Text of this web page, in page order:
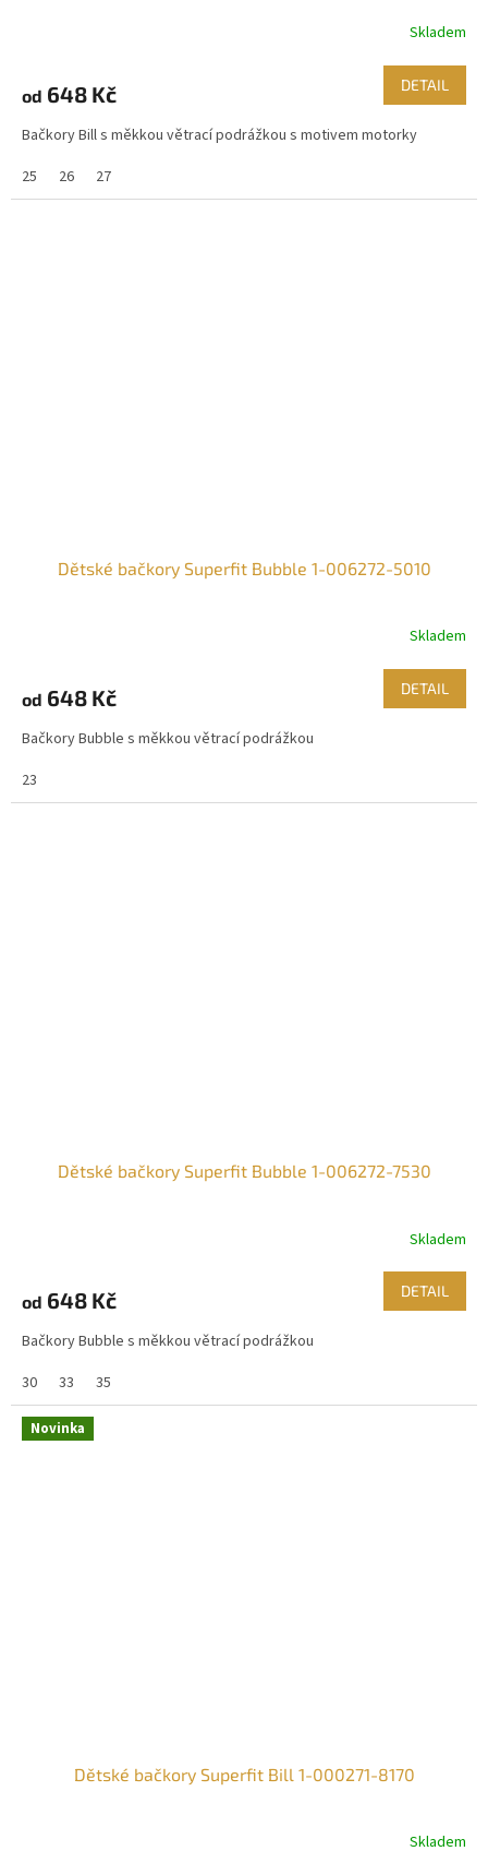
Skladem
od 648 Kč DETAIL
Bačkory Bill s měkkou větrací podrážkou s motivem motorky
25
26 27
Dětské bačkory Superfit Bubble 1-006272-5010
Skladem
od 648 Kč DETAIL
Bačkory Bubble s měkkou větrací podrážkou
23
Dětské bačkory Superfit Bubble 1-006272-7530
Skladem
od 648 Kč DETAIL
Bačkory Bubble s měkkou větrací podrážkou
30
33 35
Novinka
Dětské bačkory Superfit Bill 1-000271-8170
Skladem